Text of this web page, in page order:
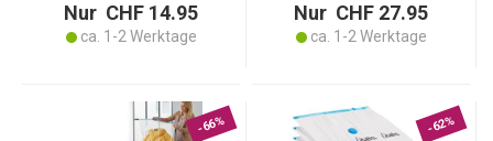
Nur CHF 14.95
ca. 1-2 Werktage
Handtücher u.v.m.
Nur CHF 27.95
ca. 1-2 Werktage
-66% -62%